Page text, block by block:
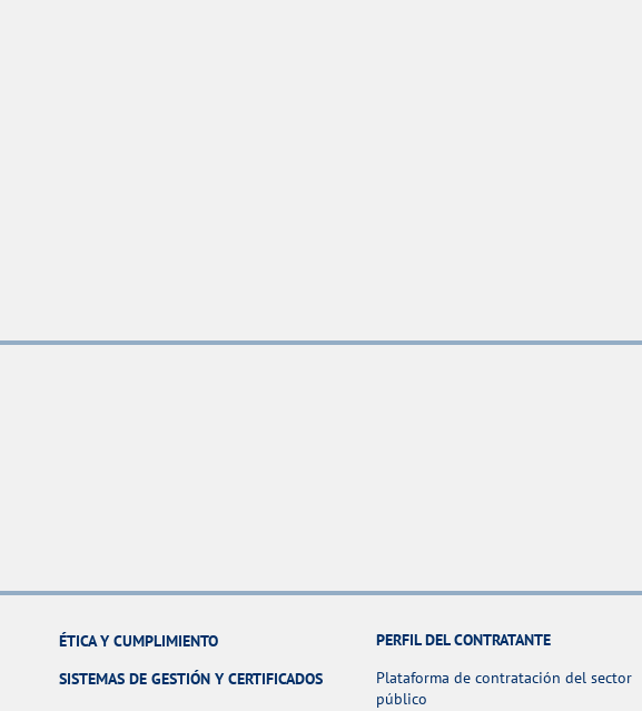
ÉTICA Y CUMPLIMIENTO
SISTEMAS DE GESTIÓN Y CERTIFICADOS
PERFIL DEL CONTRATANTE
Plataforma de contratación del sector
público